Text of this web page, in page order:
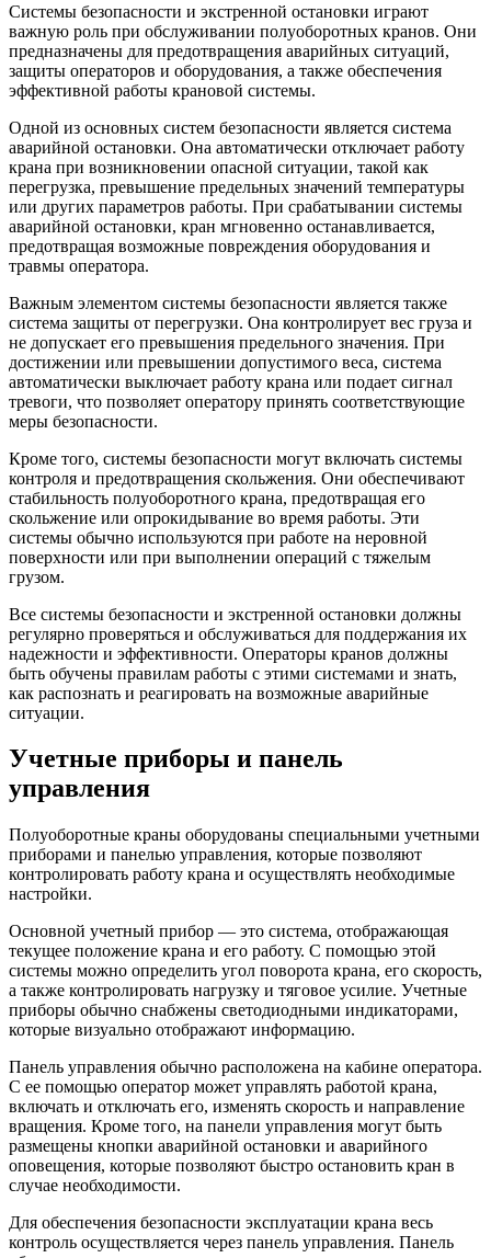
Системы безопасности и экстренной остановки играют
важную роль при обслуживании полуоборотных кранов. Они
предназначены для предотвращения аварийных ситуаций,
защиты операторов и оборудования, а также обеспечения
эффективной работы крановой системы.
Одной из основных систем безопасности является система
аварийной остановки. Она автоматически отключает работу
крана при возникновении опасной ситуации, такой как
перегрузка, превышение предельных значений температуры
или других параметров работы. При срабатывании системы
аварийной остановки, кран мгновенно останавливается,
предотвращая возможные повреждения оборудования и
травмы оператора.
Важным элементом системы безопасности является также
система защиты от перегрузки. Она контролирует вес груза и
не допускает его превышения предельного значения. При
достижении или превышении допустимого веса, система
автоматически выключает работу крана или подает сигнал
тревоги, что позволяет оператору принять соответствующие
меры безопасности.
Кроме того, системы безопасности могут включать системы
контроля и предотвращения скольжения. Они обеспечивают
стабильность полуоборотного крана, предотвращая его
скольжение или опрокидывание во время работы. Эти
системы обычно используются при работе на неровной
поверхности или при выполнении операций с тяжелым
грузом.
Все системы безопасности и экстренной остановки должны
регулярно проверяться и обслуживаться для поддержания их
надежности и эффективности. Операторы кранов должны
быть обучены правилам работы с этими системами и знать,
как распознать и реагировать на возможные аварийные
ситуации.
Учетные приборы и панель
управления
Полуоборотные краны оборудованы специальными учетными
приборами и панелью управления, которые позволяют
контролировать работу крана и осуществлять необходимые
настройки.
Основной учетный прибор — это система, отображающая
текущее положение крана и его работу. С помощью этой
системы можно определить угол поворота крана, его скорость,
а также контролировать нагрузку и тяговое усилие. Учетные
приборы обычно снабжены светодиодными индикаторами,
которые визуально отображают информацию.
Панель управления обычно расположена на кабине оператора.
С ее помощью оператор может управлять работой крана,
включать и отключать его, изменять скорость и направление
вращения. Кроме того, на панели управления могут быть
размещены кнопки аварийной остановки и аварийного
оповещения, которые позволяют быстро остановить кран в
случае необходимости.
Для обеспечения безопасности эксплуатации крана весь
контроль осуществляется через панель управления. Панель